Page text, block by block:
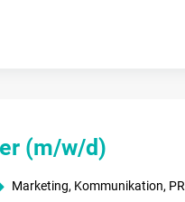
(m/w/d)
Marketing, Kommunikation, PR